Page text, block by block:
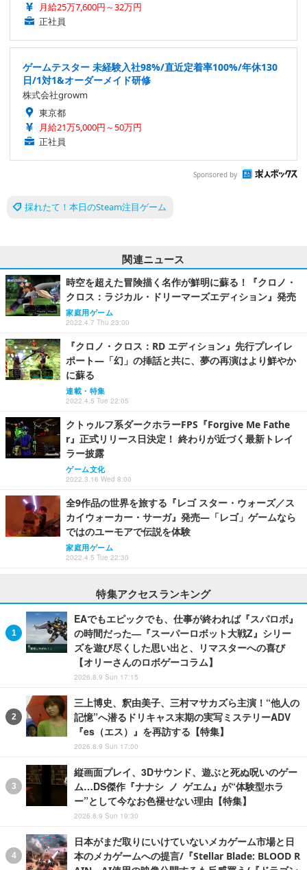
月給25万7,600円～32万円
正社員
ゲームテスター 未経験入社98%/直近定着率100%/年休130
日/1対1&オーダーメイド研修
株式会社growm
東京都
月給21万5,000円～50万円
正社員
Sponsored by
採れたて！本日のSteam注目ゲーム
関連ニュース
時空を超えた冒険描く名作が鮮明に蘇る！『クロノ・
クロス：ラジカル・ドリーマーズエディション』発売
家庭用ゲーム
2022.4.7 Thu 23:00
『クロノ・クロス：RD エディション』先行プレイレ
ポート―「幻」の挿話と共に、夢の再演はより鮮やか
に蘇る
連載・特集
2022.4.5 Tue 22:05
クトゥルフ系ダークホラーFPS『Forgive Me Fathe
r』正式リリース日決定！ 終わりが近づく最新トレイ
ラー披露
ゲーム文化
2022.3.16 Wed 8:00
全9作品の世界を旅する『レゴ スター・ウォーズ／ス
カイウォーカー・サーガ』発売―「レゴ」ゲームなら
ではのユーモアで伝説を体験
家庭用ゲーム
2022.4.5 Tue 22:30
特集アクセスランキング
EAでもエピックでも、仕事が終われば『スパロボ』
の時間だった―『スーパーロボット大戦Z』シリー
ズを遊び尽くした思い出と、リマスターへの喜び
【オリーさんのロボゲーコラム】
2026.8.9 Sun 17:15
三上博史、釈由美子、三村マサカズら主演！“他人の
記憶”へ潜るドリキャス末期の実写ミステリーADV
『es（エス）』を再訪する【特集】
2026.8.9 Sun 17:00
縦画面プレイ、3Dサウンド、遊ぶと死ぬ呪いのゲー
ム…DS傑作『ナナシ ノ ゲエム』が“体験型ホラ
ー”として今なお色褪せない理由【特集】
2026.8.9 Sun 19:30
日本がまだ取りにいけていないメカゲーム市場と日
本のメカゲームへの提言/『Stellar Blade: BLOOD R